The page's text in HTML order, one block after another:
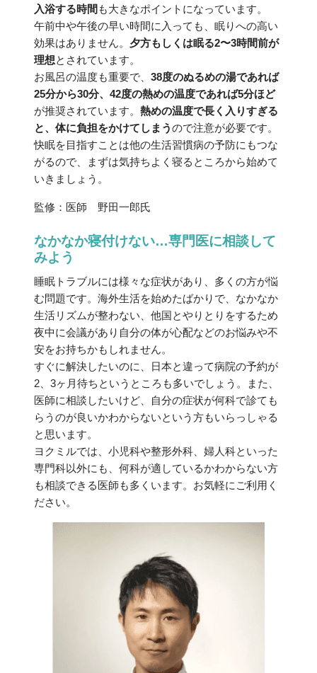
入浴する時間 も大きなポイントになっています。
午前中や午後の早い時間に入っても、眠りへの高い
効果はありません。 夕方もしくは眠る2〜3時間前が
理想とされています。
お風呂の温度も重要で、 38度のぬるめの湯であれば
25分から30分、42度の熱めの温度であれば5分ほど
が推奨されています。 熱めの温度で長く入りすぎる
と、体に負担をかけてしまうので注意が必要です。
快眠を目指すことは他の生活習慣病の予防にもつな
がるので、まずは気持ちよく寝るところから始めて
いきましょう。
監修：医師 野田一郎氏
なかなか寝付けない…専門医に相談して
みよう
睡眠トラブルには様々な症状があり、多くの方が悩
む問題です。海外生活を始めたばかりで、なかなか
生活リズムが整わない、他国とやりとりをするため
夜中に会議があり自分の体が心配などのお悩みや不
安をお持ちかもしれません。
すぐに解決したいのに、日本と違って病院の予約が
2、3ヶ月待ちというところも多いでしょう。また、
医師に相談したいけど、自分の症状が何科で診ても
らうのが良いかわからないという方もいらっしゃる
と思います。
ヨクミルでは、小児科や整形外科、婦人科といった
専門科以外にも、何科が適しているかわからない方
も相談できる医師も多くいます。お気軽にご利用く
ださい。